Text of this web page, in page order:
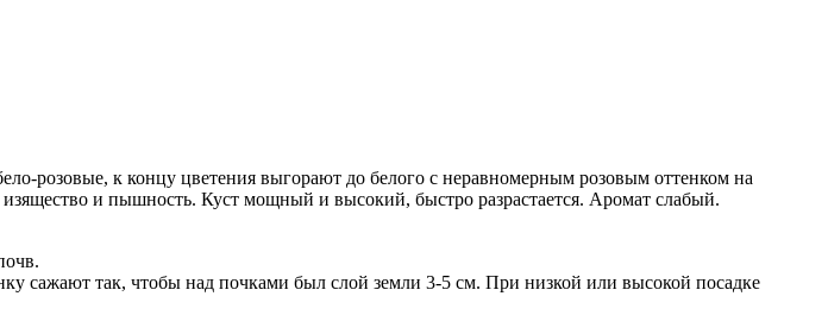
розовые, к концу цветения выгорают до белого с неравномерным розовым оттенком на
и пышность. Куст мощный и высокий, быстро разрастается. Аромат слабый.
сажают так, чтобы над почками был слой земли 3-5 см. При низкой или высокой посадке